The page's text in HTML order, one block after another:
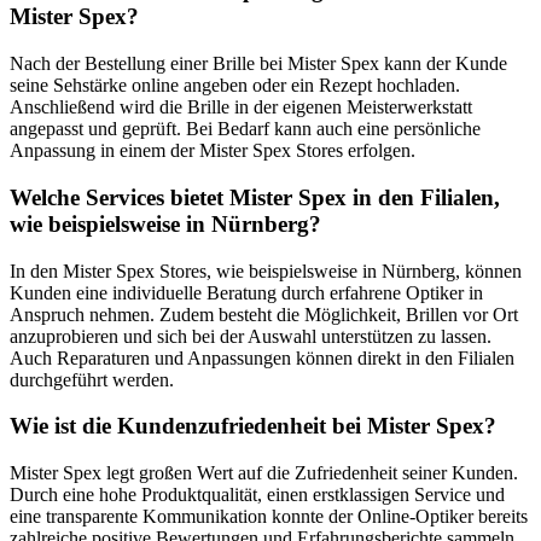
Mister Spex?
Nach der Bestellung einer Brille bei Mister Spex kann der Kunde
seine Sehstärke online angeben oder ein Rezept hochladen.
Anschließend wird die Brille in der eigenen Meisterwerkstatt
angepasst und geprüft. Bei Bedarf kann auch eine persönliche
Anpassung in einem der Mister Spex Stores erfolgen.
Welche Services bietet Mister Spex in den Filialen,
wie beispielsweise in Nürnberg?
In den Mister Spex Stores, wie beispielsweise in Nürnberg, können
Kunden eine individuelle Beratung durch erfahrene Optiker in
Anspruch nehmen. Zudem besteht die Möglichkeit, Brillen vor Ort
anzuprobieren und sich bei der Auswahl unterstützen zu lassen.
Auch Reparaturen und Anpassungen können direkt in den Filialen
durchgeführt werden.
Wie ist die Kundenzufriedenheit bei Mister Spex?
Mister Spex legt großen Wert auf die Zufriedenheit seiner Kunden.
Durch eine hohe Produktqualität, einen erstklassigen Service und
eine transparente Kommunikation konnte der Online-Optiker bereits